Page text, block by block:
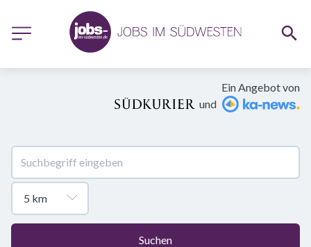
Ein Angebot von
und
Suchen